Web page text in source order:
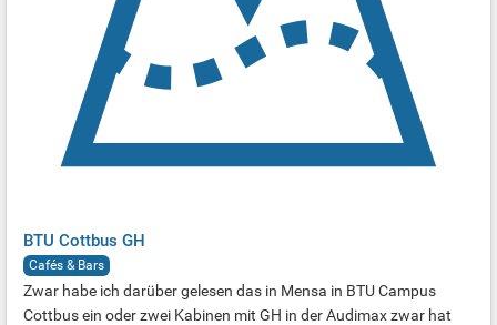
BTU Cottbus GH
Cafés & Bars
Zwar habe ich darüber gelesen das in Mensa in BTU Campus
Cottbus ein oder zwei Kabinen mit GH in der Audimax zwar hat